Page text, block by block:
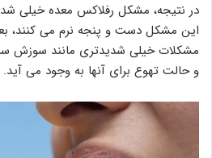
در نتیجه، مشکل رفلاکس معده خیلی
این مشکل دست و پنجه نرم می کنند،
مشکلات خیلی شدیدتری مانند سوزش
و حالت تهوع برای آنها به وجود می آید.